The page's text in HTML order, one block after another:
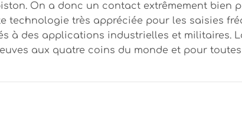
On a donc un contact extrêmement bien
technologie très appréciée pour les saisies
à des applications industrielles et militaires.
aux quatre coins du monde et pour